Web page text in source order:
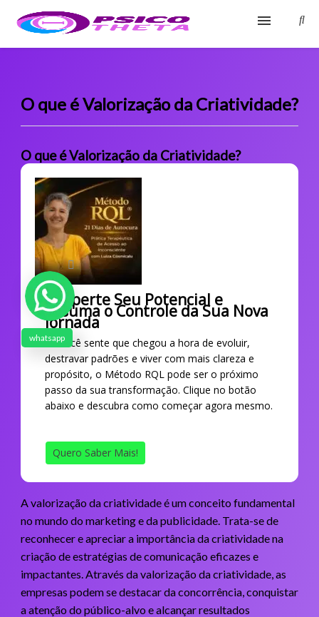
Blog
Glossário
Sobre
Fale Conosco
O que é Valorização da Criatividade?
O que é Valorização da Criatividade?
Desperte Seu Potencial e
Assuma o Controle da Sua Nova
Jornada
Se você sente que chegou a hora de evoluir,
destravar padrões e viver com mais clareza e
propósito, o Método RQL pode ser o próximo
passo da sua transformação. Clique no botão
abaixo e descubra como começar agora mesmo.
Quero Saber Mais!
A valorização da criatividade é um conceito fundamental
no mundo do marketing e da publicidade. Trata-se de
reconhecer e apreciar a importância da criatividade na
criação de estratégias de comunicação eficazes e
impactantes. Através da valorização da criatividade, as
empresas podem se destacar da concorrência, conquistar
a atenção do público-alvo e alcançar resultados
whatsapp